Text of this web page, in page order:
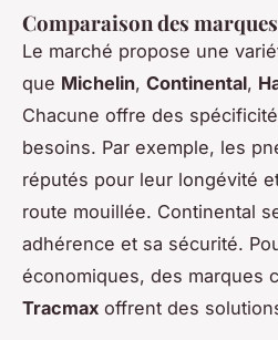
Comparaison des marques
Le marché propose une
que Michelin, Continental,
Chacune offre des
besoins. Par exemple, les
réputés pour leur longévité
route mouillée. Continental
adhérence et sa sécurité.
économiques, des marques
Tracmax offrent des